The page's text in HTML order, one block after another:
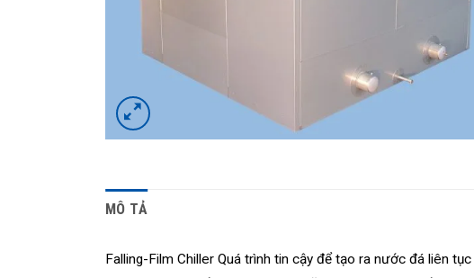
MÔ TẢ
Falling-Film Chiller Quá trình tin cậy để tạo ra nước đá liên